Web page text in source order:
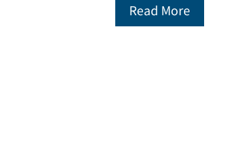
Read More